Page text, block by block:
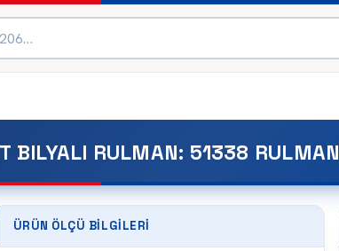
BILYALI RULMAN: 51338 RULMAN
ÜRÜN ÖLÇÜ BILGILERI